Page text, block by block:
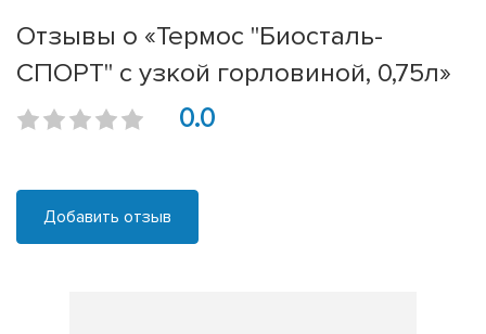
Отзывы о «Термос "Биосталь-
СПОРТ" с узкой горловиной, 0,75л»
0.0
Добавить отзыв